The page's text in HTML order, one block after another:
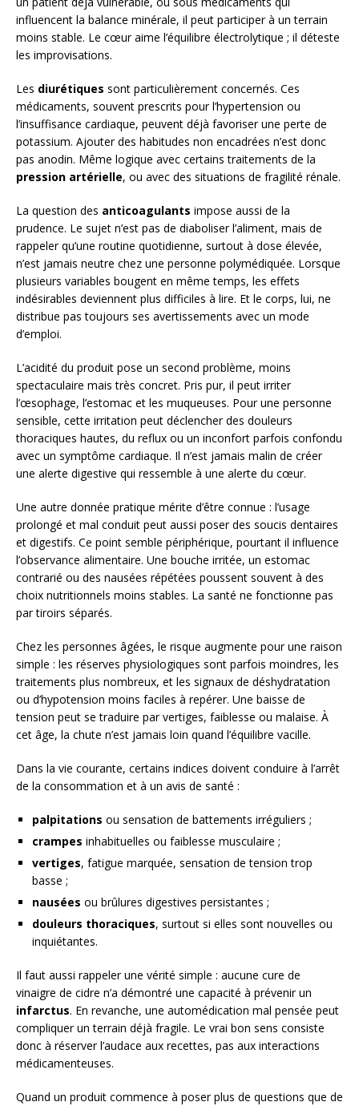
influencent la balance minérale, il peut participer à un terrain
moins stable. Le cœur aime l’équilibre électrolytique ; il déteste
les improvisations.
Les diurétiques sont particulièrement concernés. Ces
médicaments, souvent prescrits pour l’hypertension ou
l’insuffisance cardiaque, peuvent déjà favoriser une perte de
potassium. Ajouter des habitudes non encadrées n’est donc
pas anodin. Même logique avec certains traitements de la
pression artérielle, ou avec des situations de fragilité rénale.
La question des anticoagulants impose aussi de la
prudence. Le sujet n’est pas de diaboliser l’aliment, mais de
rappeler qu’une routine quotidienne, surtout à dose élevée,
n’est jamais neutre chez une personne polymédiquée. Lorsque
plusieurs variables bougent en même temps, les effets
indésirables deviennent plus difficiles à lire. Et le corps, lui, ne
distribue pas toujours ses avertissements avec un mode
d’emploi.
L’acidité du produit pose un second problème, moins
spectaculaire mais très concret. Pris pur, il peut irriter
l’œsophage, l’estomac et les muqueuses. Pour une personne
sensible, cette irritation peut déclencher des douleurs
thoraciques hautes, du reflux ou un inconfort parfois confondu
avec un symptôme cardiaque. Il n’est jamais malin de créer
une alerte digestive qui ressemble à une alerte du cœur.
Une autre donnée pratique mérite d’être connue : l’usage
prolongé et mal conduit peut aussi poser des soucis dentaires
et digestifs. Ce point semble périphérique, pourtant il influence
l’observance alimentaire. Une bouche irritée, un estomac
contrarié ou des nausées répétées poussent souvent à des
choix nutritionnels moins stables. La santé ne fonctionne pas
par tiroirs séparés.
Chez les personnes âgées, le risque augmente pour une raison
simple : les réserves physiologiques sont parfois moindres, les
traitements plus nombreux, et les signaux de déshydratation
ou d’hypotension moins faciles à repérer. Une baisse de
tension peut se traduire par vertiges, faiblesse ou malaise. À
cet âge, la chute n’est jamais loin quand l’équilibre vacille.
Dans la vie courante, certains indices doivent conduire à l’arrêt
de la consommation et à un avis de santé :
palpitations ou sensation de battements irréguliers ;
crampes inhabituelles ou faiblesse musculaire ;
vertiges, fatigue marquée, sensation de tension trop
basse ;
nausées ou brûlures digestives persistantes ;
douleurs thoraciques, surtout si elles sont nouvelles ou
inquiétantes.
Il faut aussi rappeler une vérité simple : aucune cure de
vinaigre de cidre n’a démontré une capacité à prévenir un
infarctus. En revanche, une automédication mal pensée peut
compliquer un terrain déjà fragile. Le vrai bon sens consiste
donc à réserver l’audace aux recettes, pas aux interactions
médicamenteuses.
Quand un produit commence à poser plus de questions que de